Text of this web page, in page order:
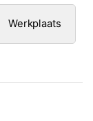
Werkplaats